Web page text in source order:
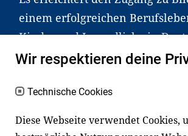
einem erfolgreichen
Kinder und Jugendliche in
haben aber große
an Familien sowie an
Lehrer*innen und andere
Fachexpert*innen. Dafür
Wir respektieren deine
Technische Cookies
Diese Webseite verwendet Cookies,